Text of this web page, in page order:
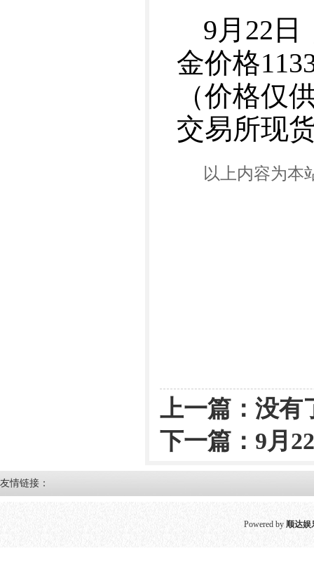
9月22日
金价格
（价格仅
交易所现
以上内容为本
上一篇：没有
下一篇： 9月
友情链接：
Powered by 顺达娱